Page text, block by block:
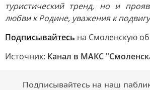
туристический тренд, но и
любви к Родине, уважения к
Подписывайтесь на Смоленскую
Источник: Канал в МАКС
Подписывайтесь на наш